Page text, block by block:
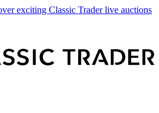
exciting Classic Trader live auctions